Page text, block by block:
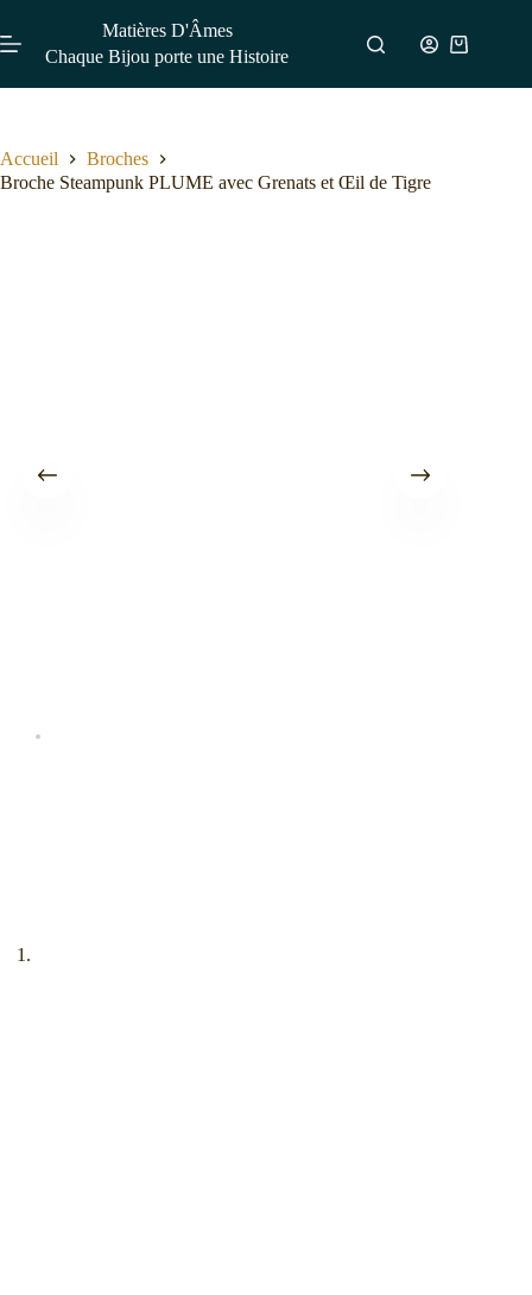
Matières D'Âmes
Chaque Bijou porte une Histoire
Accueil
Broches
Broche Steampunk PLUME avec Grenats et Œil de Tigre